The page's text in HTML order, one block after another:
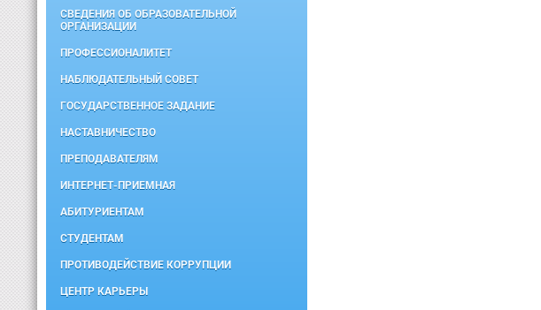
СВЕДЕНИЯ ОБ ОБРАЗОВАТЕЛЬНОЙ
ОРГАНИЗАЦИИ
ПРОФЕССИОНАЛИТЕТ
НАБЛЮДАТЕЛЬНЫЙ СОВЕТ
ГОСУДАРСТВЕННОЕ ЗАДАНИЕ
НАСТАВНИЧЕСТВО
ПРЕПОДАВАТЕЛЯМ
ИНТЕРНЕТ-ПРИЕМНАЯ
АБИТУРИЕНТАМ
СТУДЕНТАМ
ПРОТИВОДЕЙСТВИЕ КОРРУПЦИИ
ЦЕНТР КАРЬЕРЫ